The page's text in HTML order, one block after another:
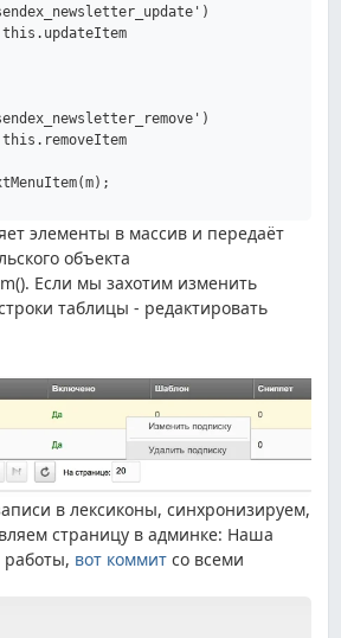
элементы в массив и передаёт
объекта
Если мы захотим изменить
таблицы - редактировать
в лексиконы, синхронизируем,
страницу в админке: Наша
работы, вот коммитсо всеми